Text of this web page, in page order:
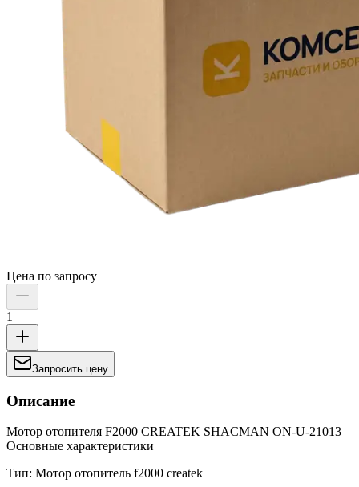
Цена по запросу
1
Запросить цену
Описание
Мотор отопителя F2000 CREATEK SHACMAN ON-U-21013
Основные характеристики
Тип: Мотор отопитель f2000 createk